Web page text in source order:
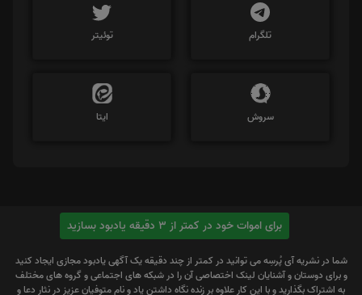
تلگرام توئیتر
سروش ایتا
برای اموات خود در کمتر از 3 دقیقه یادبود بسازید
شما در نشریه آی پُرسِه می توانید در کمتر از چند دقیقه یک آگهی یادبود مجازی ایجاد کنید
و برای دوستان و آشنایان لینک اختصاصی آن را در شبکه های اجتماعی و گروه های مختلف
به اشتراک بگذارید و با این کار علاوه بر زنده نگاه داشتن یاد و نام متوفیان عزیز در نثار دعا و